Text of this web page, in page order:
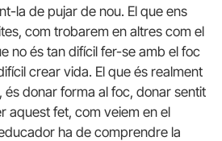
la de pujar de nou. El que ens
com trobarem en altres com el
no és tan difícil fer-se amb el foc
crear vida. El que és realment
donar forma al foc, donar sentit
aquest fet, com veiem en el
ha de comprendre la